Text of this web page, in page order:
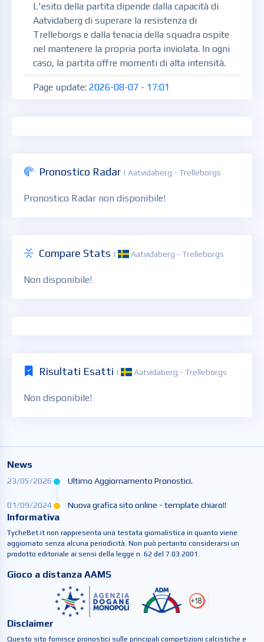
L'esito della partita dipende dalla capacità di
Aatvidaberg di superare la resistenza di
Trelleborgs e dalla tenacia della squadra ospite
nel mantenere la propria porta inviolata. In ogni
caso, la partita offre momenti di alta intensità.
Page update: 2026-08-07 - 17:01
Pronostico Radar | Aatvidaberg - Trelleborgs
Pronostico Radar non disponibile!
Compare Stats | Aatvidaberg - Trelleborgs
Non disponibile!
Risultati Esatti | Aatvidaberg - Trelleborgs
Non disponibile!
News
23/05/2026 Ultimo Aggiornamento Pronostici.
01/09/2024 Nuova grafica sito online - template chiaro!!
Informativa
TycheBet.it non rappresenta una testata giornalistica in quanto viene
aggiornato senza alcuna periodicità. Non può pertanto considerarsi un
prodotto editoriale ai sensi della legge n. 62 del 7.03.2001.
Gioco a distanza AAMS
Disclaimer
Questo sito fornisce pronostici sulle principali competizioni calcistiche e